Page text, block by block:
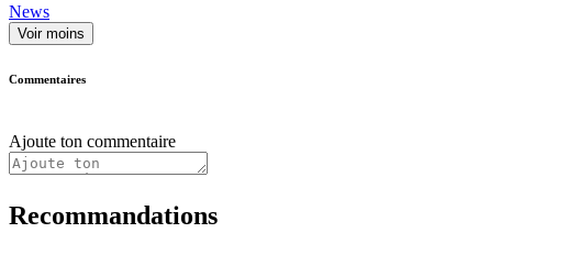
News
Voir moins
Commentaires
Ajoute ton commentaire
Recommandations